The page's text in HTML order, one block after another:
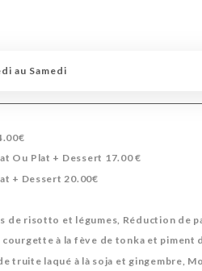
au Samedi
Ou Plat + Dessert 17.00 €
+ Dessert 20.00€
de risotto et légumes, Réduction de
à la fève de tonka et piment
truite laqué à là soja et gingembre,